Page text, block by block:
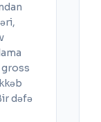
gross
dəfə